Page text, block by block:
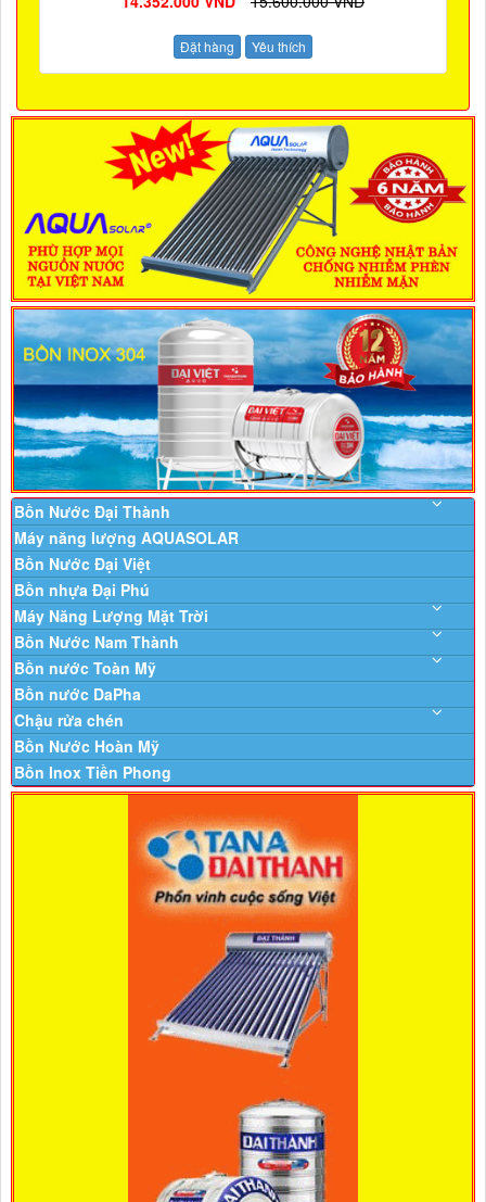
Đặt hàng Yêu thích
Bồn Nước Đại Thành
Máy năng lượng AQUASOLAR
Bồn Nước Đại Việt
Bồn nhựa Đại Phú
Máy Năng Lượng Mặt Trời
Bồn Nước Nam Thành
Bồn nước Toàn Mỹ
Bồn nước DaPha
Chậu rửa chén
Bồn Nước Hoàn Mỹ
Bồn Inox Tiền Phong